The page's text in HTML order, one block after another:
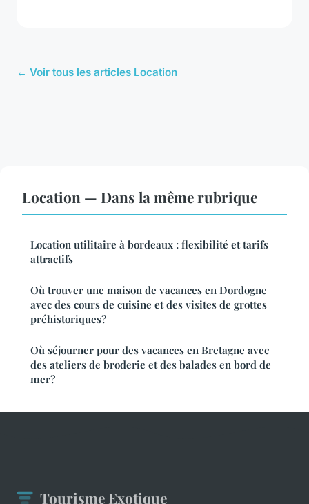
← Voir tous les articles Location
Location — Dans la même rubrique
Location utilitaire à bordeaux : flexibilité et tarifs
attractifs
Où trouver une maison de vacances en Dordogne
avec des cours de cuisine et des visites de grottes
préhistoriques?
Où séjourner pour des vacances en Bretagne avec
des ateliers de broderie et des balades en bord de
mer?
Tourisme Exotique